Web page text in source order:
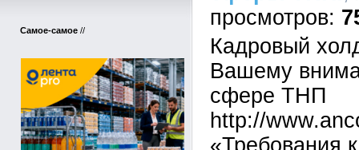
Самое-самое //
Кадровый
Вашему
сфере ТНП
http://
«Требования